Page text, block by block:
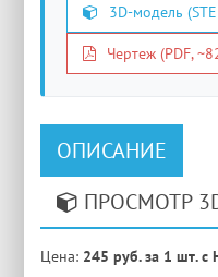
3D-модель
Чертеж (PDF,
ОПИСАНИЕ
ПРОСМОТР
Цена: 245 руб. за 1 шт. с